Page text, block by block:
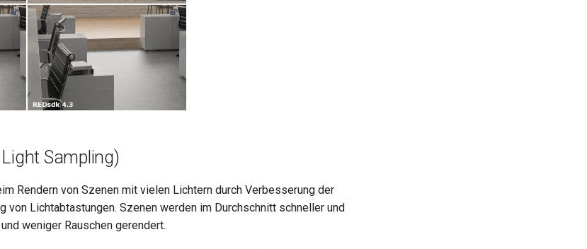
Sampling)
Rendern von Szenen mit vielen Lichtern durch Verbesserung der
von Lichtabtastungen. Szenen werden im Durchschnitt schneller und
weniger Rauschen gerendert.